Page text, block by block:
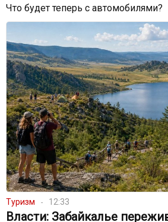
Что будет теперь с автомобилями?
Туризм 12:33
Власти: Забайкалье